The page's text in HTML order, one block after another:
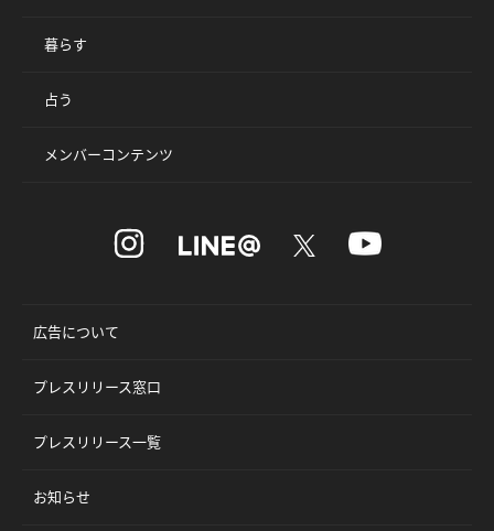
暮らす
占う
メンバーコンテンツ
広告について
プレスリリース窓口
プレスリリース一覧
お知らせ